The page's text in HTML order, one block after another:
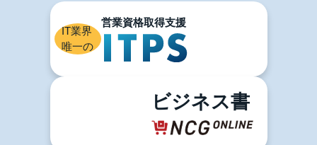
IT業界
唯一の
ビジネス書